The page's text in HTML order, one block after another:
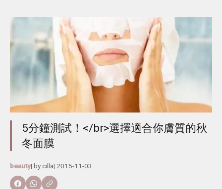
5分鐘測試！</br>選擇適合你膚質的秋
冬面膜
beauty| bycilla| 2015-11-03